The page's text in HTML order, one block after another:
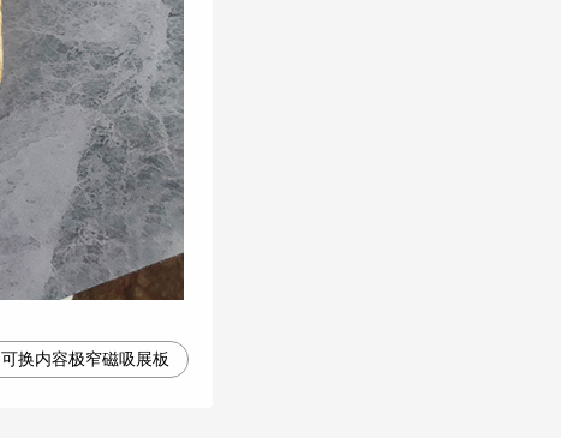
可换内容极窄磁吸展板